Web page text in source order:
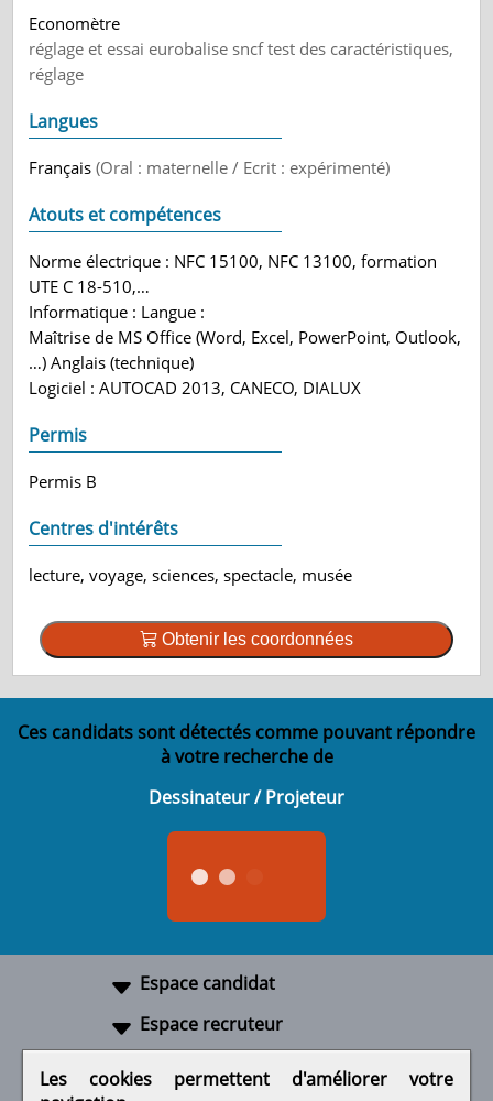
Economètre
réglage et essai eurobalise sncf test des caractéristiques,
réglage
Langues
Français(Oral : maternelle / Ecrit : expérimenté)
Atouts et compétences
Norme électrique : NFC 15100, NFC 13100, formation
UTE C 18-510,…
Informatique : Langue :
Maîtrise de MS Office (Word, Excel, PowerPoint, Outlook,
…) Anglais (technique)
Logiciel : AUTOCAD 2013, CANECO, DIALUX
Permis
Permis B
Centres d'intérêts
lecture, voyage, sciences, spectacle, musée
Obtenir les coordonnées
Ces candidats sont détectés comme pouvant répondre
à votre recherche de
Dessinateur / Projeteur
Espace candidat
Espace recruteur
Les cookies permettent d'améliorer votre